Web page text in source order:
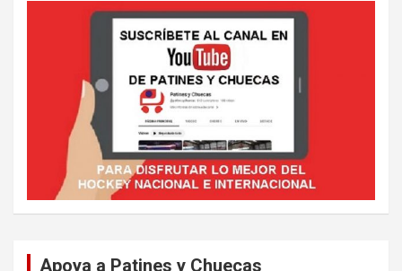
Apoya a Patines y Chuecas